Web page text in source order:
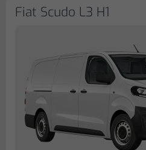
Fiat Scudo L3 H1